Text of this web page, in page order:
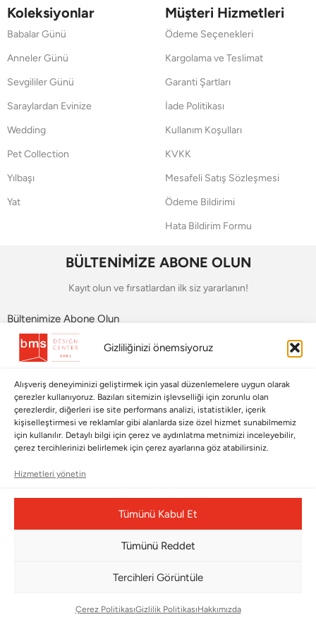
Gizliliğinizi önemsiyoruz
Alışveriş deneyiminizi geliştirmek için yasal düzenlemelere uygun olarak
çerezler kullanıyoruz. Bazıları sitemizin işlevselliği için zorunlu olan
çerezlerdir, diğerleri ise site performans analizi, istatistikler, içerik
kişiselleştirmesi ve reklamlar gibi alanlarda size özel hizmet sunabilmemiz
için kullanılır. Detaylı bilgi için çerez ve aydınlatma metnimizi inceleyebilir,
çerez tercihlerinizi belirlemek için çerez ayarlarına göz atabilirsiniz.
Hizmetleri yönetin
Tümünü Kabul Et
Tümünü Reddet
Tercihleri Görüntüle
Çerez PolitikasıGizlilik PolitikasıHakkımızda
Koleksiyonlar
Babalar Günü
Anneler Günü
Sevgililer Günü
Saraylardan Evinize
Wedding
Pet Collection
Yılbaşı
Yat
Müşteri Hizmetleri
Ödeme Seçenekleri
Kargolama ve Teslimat
Garanti Şartları
İade Politikası
Kullanım Koşulları
KVKK
Mesafeli Satış Sözleşmesi
Ödeme Bildirimi
Hata Bildirim Formu
BÜLTENİMİZE ABONE OLUN
Kayıt olun ve fırsatlardan ilk siz yararlanın!
Bültenimize Abone Olun
Bizi Takip Edin